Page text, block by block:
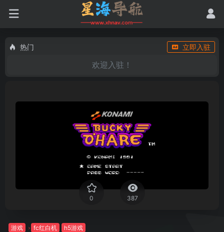
热门 立即入驻
欢迎入驻！
0 387
游戏 fc红白机 h5游戏